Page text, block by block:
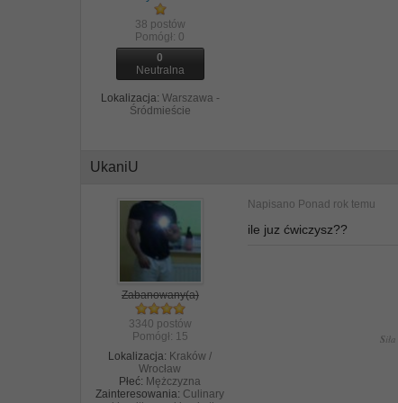
38 postów
Pomógł: 0
0
Neutralna
Lokalizacja: Warszawa -
Śródmieście
UkaniU
Zabanowany(a)
3340 postów
Pomógł: 15
Lokalizacja: Kraków /
Wrocław
Płeć: Mężczyzna
Zainteresowania: Culinary
Napisano Ponad rok temu
ile juz ćwiczysz??
Siła